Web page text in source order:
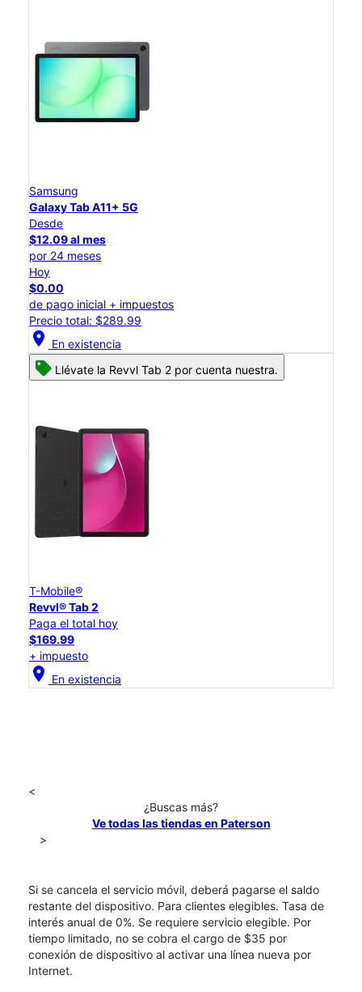
Samsung
Galaxy Tab A11+ 5G
Desde
$12.09 al mes
por 24 meses
Hoy
$0.00
de pago inicial + impuestos
Precio total: $289.99
location_on En existencia
Llévate la Revvl Tab 2 por cuenta nuestra.
T-Mobile®
Revvl® Tab 2
Paga el total hoy
$169.99
+ impuesto
location_on En existencia
<
¿Buscas más?
Ve todas las tiendas en Paterson
>
Si se cancela el servicio móvil, deberá pagarse el saldo
restante del dispositivo. Para clientes elegibles. Tasa de
interés anual de 0%. Se requiere servicio elegible. Por
tiempo limitado, no se cobra el cargo de $35 por
conexión de dispositivo al activar una línea nueva por
Internet.